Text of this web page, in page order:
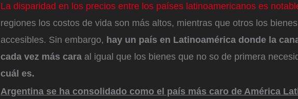
La disparidad en los precios entre los países latinoamericanos es
regiones los costos de vida son más altos, mientras que otros los
accesibles. Sin embargo, hay un país en Latinoamérica donde la
cada vez más cara al igual que los bienes que no so de primera
cuál es.
Argentina se ha consolidado como el país más caro de América